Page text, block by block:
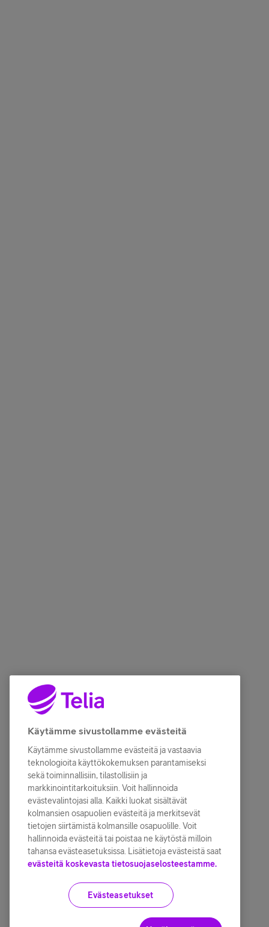
Käytämme sivustollamme evästeitä
Käytämme sivustollamme evästeitä ja vastaavia
teknologioita käyttökokemuksen parantamiseksi
sekä toiminnallisiin, tilastollisiin ja
markkinointitarkoituksiin. Voit hallinnoida
evästevalintojasi alla. Kaikki luokat sisältävät
kolmansien osapuolien evästeitä ja merkitsevät
tietojen siirtämistä kolmansille osapuolille. Voit
hallinnoida evästeitä tai poistaa ne käytöstä milloin
tahansa evästeasetuksissa. Lisätietoja evästeistä saat
evästeitä koskevasta tietosuojaselosteestamme.
Evästeasetukset